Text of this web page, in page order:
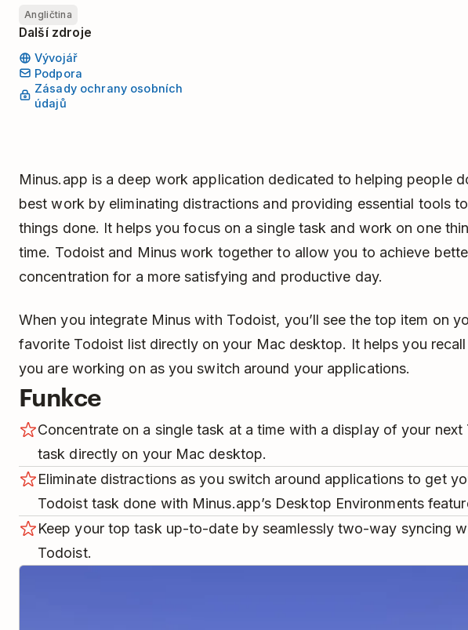
Angličtina
Další zdroje
Vývojář
Podpora
Zásady ochrany osobních
údajů
Minus.app is a deep work application dedicated to helping people
best work by eliminating distractions and providing essential tools
things done. It helps you focus on a single task and work on one
time. Todoist and Minus work together to allow you to achieve
concentration for a more satisfying and productive day.
When you integrate Minus with Todoist, you’ll see the top item on
favorite Todoist list directly on your Mac desktop. It helps you
you are working on as you switch around your applications.
Funkce
Concentrate on a single task at a time with a display of your next
task directly on your Mac desktop.
Eliminate distractions as you switch around applications to get
Todoist task done with Minus.app’s Desktop Environments
Keep your top task up-to-date by seamlessly two-way syncing
Todoist.